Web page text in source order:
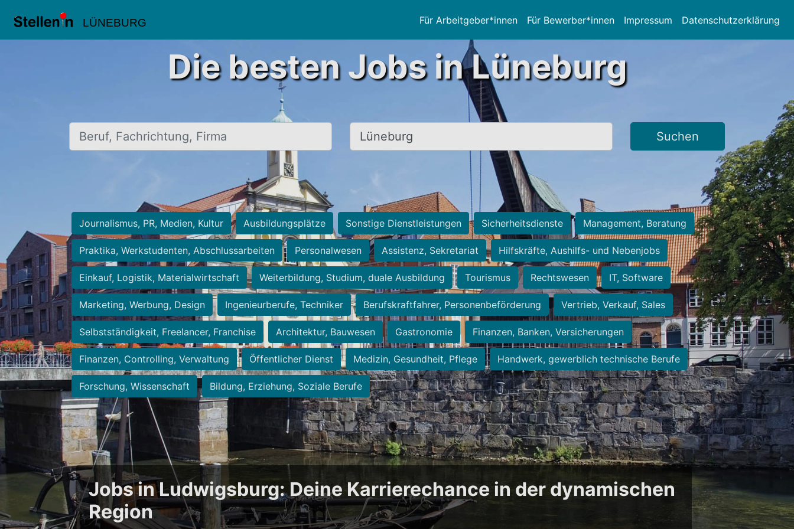
LÜNEBURG Für Arbeitgeber*innen Für Bewerber*innen Impressum Datenschutzerklärung
Die besten Jobs in Lüneburg
Beruf, Fachrichtung, Firma Ort, Stadt Suchen
Journalismus, PR, Medien, Kultur Ausbildungsplätze Sonstige Dienstleistungen Sicherheitsdienste Management, Beratung
Praktika, Werkstudenten, Abschlussarbeiten Personalwesen Assistenz, Sekretariat Hilfskräfte, Aushilfs- und Nebenjobs
Einkauf, Logistik, Materialwirtschaft Weiterbildung, Studium, duale Ausbildung Tourismus Rechtswesen IT, Software
Marketing, Werbung, Design Ingenieurberufe, Techniker Berufskraftfahrer, Personenbeförderung Vertrieb, Verkauf, Sales
Selbstständigkeit, Freelancer, Franchise Architektur, Bauwesen Gastronomie Finanzen, Banken, Versicherungen
Finanzen, Controlling, Verwaltung Öffentlicher Dienst Medizin, Gesundheit, Pflege Handwerk, gewerblich technische Berufe
Forschung, Wissenschaft Bildung, Erziehung, Soziale Berufe
Jobs in Ludwigsburg: Deine Karrierechance in der dynamischen
Region